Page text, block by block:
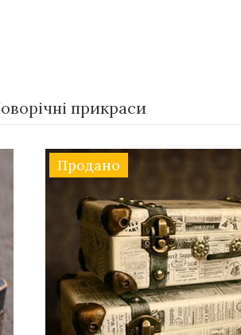
прикраси
Продано